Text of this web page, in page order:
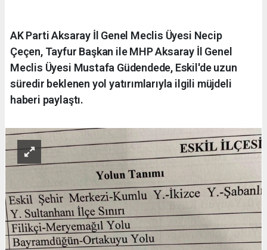
AK Parti Aksaray İl Genel Meclis Üyesi Necip
Çeçen, Tayfur Başkan ile MHP Aksaray İl Genel
Meclis Üyesi Mustafa Güdendede, Eskil'de uzun
süredir beklenen yol yatırımlarıyla ilgili müjdeli
haberi paylaştı.